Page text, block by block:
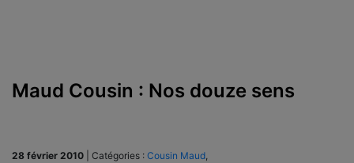
Maud Cousin : Nos douze sens
28 février 2010 Catégories : Cousin Maud,